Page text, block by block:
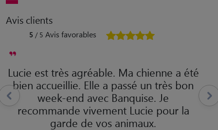
Avis clients
5 / 5 Avis favorables
Lucie est très agréable. Ma chienne a été
bien accueillie. Elle a passé un très bon
week-end avec Banquise. Je
recommande vivement Lucie pour la
garde de vos animaux.